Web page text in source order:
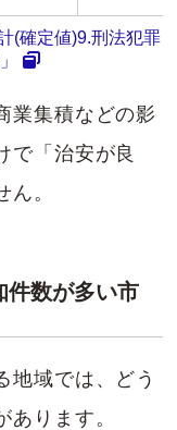
(確定値)9.刑法犯罪
業集積などの影
で「治安が良
。
件数が多い市
地域では、どう
あります。